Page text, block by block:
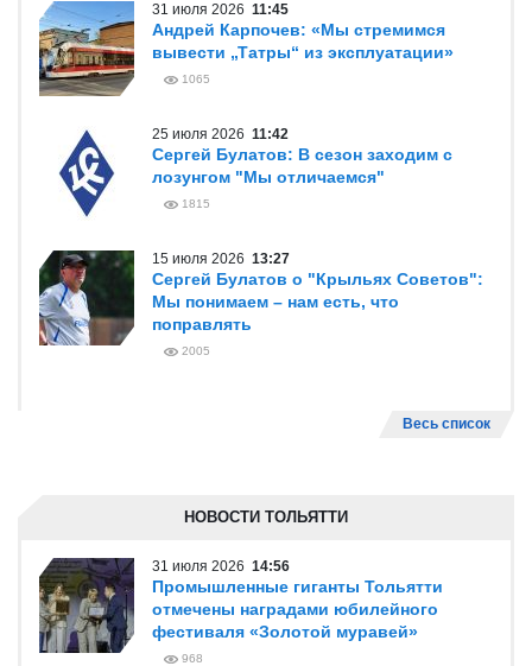
31 июля 2026 11:45
Андрей Карпочев: «Мы стремимся
вывести „Татры“ из эксплуатации»
1065
25 июля 2026 11:42
Сергей Булатов: В сезон заходим с
лозунгом "Мы отличаемся"
1815
15 июля 2026 13:27
Сергей Булатов о "Крыльях Советов":
Мы понимаем – нам есть, что
поправлять
2005
Весь список
НОВОСТИ ТОЛЬЯТТИ
31 июля 2026 14:56
Промышленные гиганты Тольятти
отмечены наградами юбилейного
фестиваля «Золотой муравей»
968